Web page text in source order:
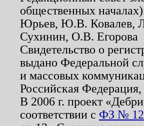
общественных
Юрьев, Ю.В. Ковалев,
Сухинин, О.В. Егорова
Свидетельство о
выдано Федеральной
и массовых
Российская
В 2006 г. проект
соответствии с ФЗ №